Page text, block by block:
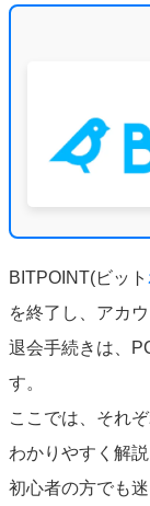
BITPOINT(ビット
を終了し、アカ
退会手続きは、
す。
ここでは、それ
わかりやすく解説
初心者の方でも